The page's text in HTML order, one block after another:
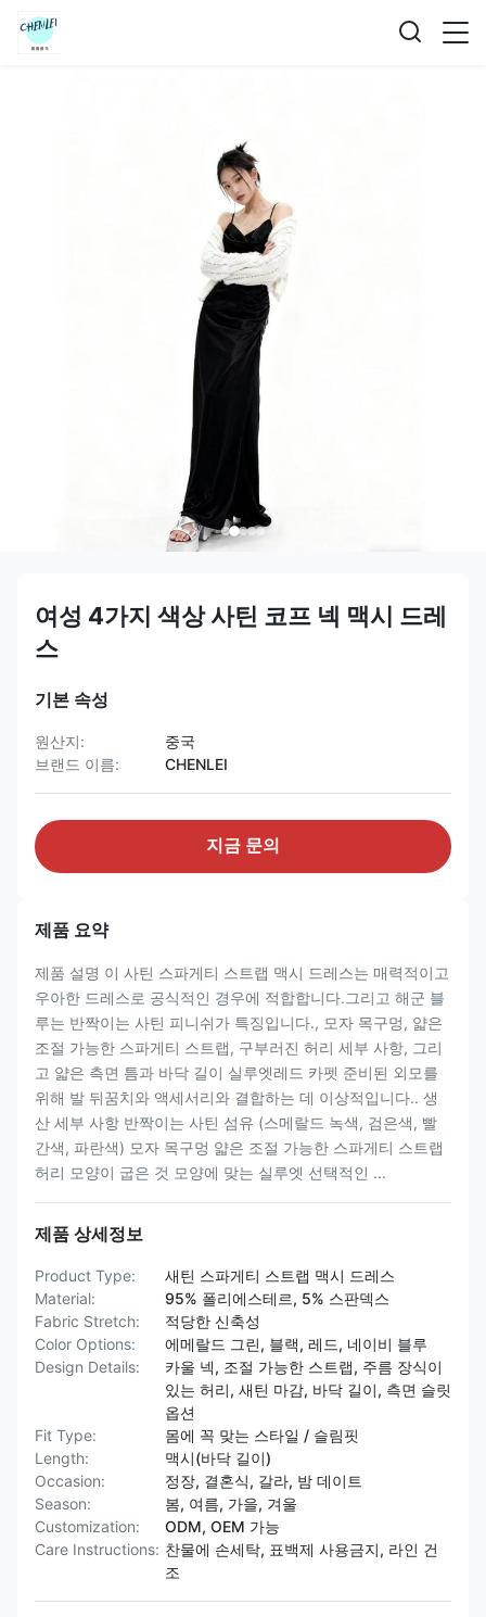
여성 4가지 색상 사틴 코프 넥 맥시 드레
스
기본 속성
원산지:
중국
브랜드 이름:
CHENLEI
지금 문의
제품 요약
제품 설명 이 사틴 스파게티 스트랩 맥시 드레스는 매력적이고
우아한 드레스로 공식적인 경우에 적합합니다.그리고 해군 블
루는 반짝이는 사틴 피니쉬가 특징입니다., 모자 목구멍, 얇은
조절 가능한 스파게티 스트랩, 구부러진 허리 세부 사항, 그리
고 얇은 측면 틈과 바닥 길이 실루엣레드 카펫 준비된 외모를
위해 발 뒤꿈치와 액세서리와 결합하는 데 이상적입니다.. 생
산 세부 사항 반짝이는 사틴 섬유 (스메랄드 녹색, 검은색, 빨
간색, 파란색) 모자 목구멍 얇은 조절 가능한 스파게티 스트랩
허리 모양이 굽은 것 모양에 맞는 실루엣 선택적인 ...
제품 상세정보
Product Type:
새틴 스파게티 스트랩 맥시 드레스
Material:
95% 폴리에스테르, 5% 스판덱스
Fabric Stretch:
적당한 신축성
Color Options:
에메랄드 그린, 블랙, 레드, 네이비 블루
Design Details:
카울 넥, 조절 가능한 스트랩, 주름 장식이
있는 허리, 새틴 마감, 바닥 길이, 측면 슬릿
옵션
Fit Type:
몸에 꼭 맞는 스타일 / 슬림핏
Length:
맥시(바닥 길이)
Occasion:
정장, 결혼식, 갈라, 밤 데이트
Season:
봄, 여름, 가을, 겨울
Customization:
ODM, OEM 가능
Care Instructions: 찬물에 손세탁, 표백제 사용금지, 라인 건
조